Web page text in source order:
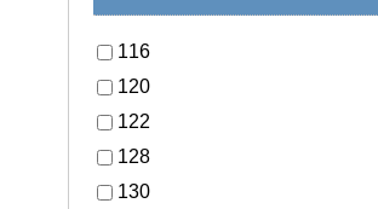
116
120
122
128
130